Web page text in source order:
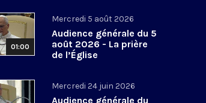
01:00
Mercredi 5 août 2026
Audience générale du 5
août 2026 - La prière
de l’Église
Mercredi 24 juin 2026
Audience générale du